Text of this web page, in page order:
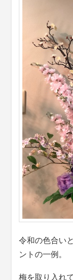
令和の色合い
ントの一例。
梅を取り入れ